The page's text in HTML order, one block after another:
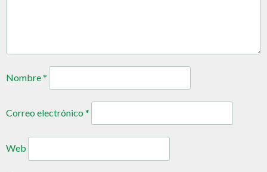
Nombre*
Correo electrónico*
Web